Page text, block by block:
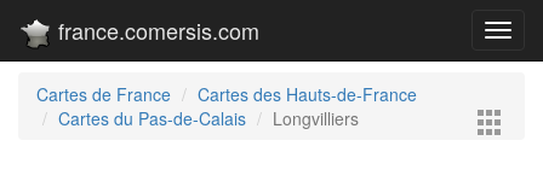
france.comersis.com
Cartes de France
Cartes des Hauts-de-France
Cartes du Pas-de-Calais
Longvilliers